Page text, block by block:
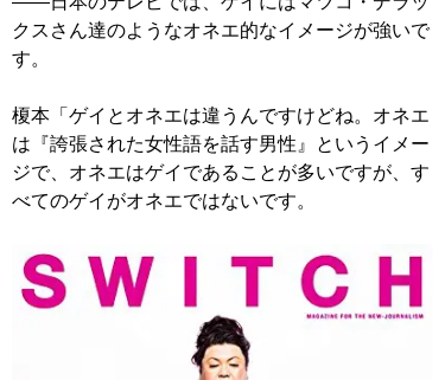
クスさん達のようなオネエ的なイメージが強いで
す。
榎本「ゲイとオネエは違うんですけどね。オネエ
は『誇張された女性語を話す男性』というイメー
ジで、オネエはゲイであることが多いですが、す
べてのゲイがオネエではないです。